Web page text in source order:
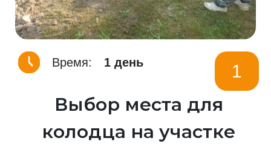
Время: 1 день 1
Выбор места для
колодца на участке